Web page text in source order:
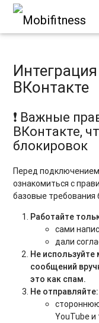
ВКонтакте
❗️ Важные
ВКонтакте,
блокировок
Перед
ознакомиться с
базовые требования
Работайте
сами
дали
Не
сообщений
это как спам.
Не отправляйте:
YouTube и